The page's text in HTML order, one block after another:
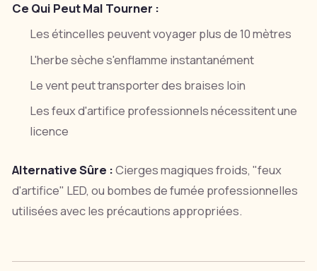
Ce Qui Peut Mal Tourner :
Les étincelles peuvent voyager plus de 10 mètres
L'herbe sèche s'enflamme instantanément
Le vent peut transporter des braises loin
Les feux d'artifice professionnels nécessitent une
licence
Alternative Sûre :Cierges magiques froids, "feux
d'artifice" LED, ou bombes de fumée professionnelles
utilisées avec les précautions appropriées.